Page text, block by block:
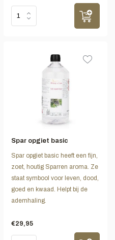
Spar opgiet basic
Spar opgiet basic heeft een fijn,
zoet, houtig Sparren aroma. Ze
staat symbool voor leven, dood,
goed en kwaad. Helpt bij de
ademhaling.
€29,95